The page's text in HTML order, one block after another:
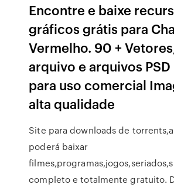
Encontre e baixe
gráficos grátis para
Vermelho. 90 +
arquivo e arquivos
para uso comercial
alta qualidade
Site para downloads de
poderá baixar
completo e totalmente gratuito.